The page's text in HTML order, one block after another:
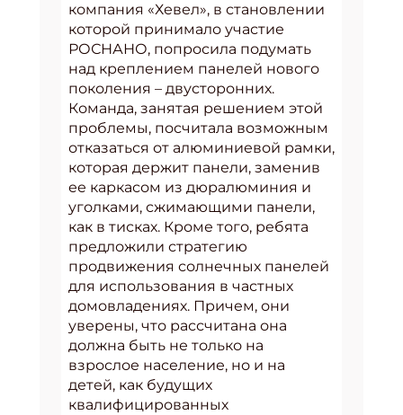
компания «Хевел», в становлении
которой принимало участие
РОСНАНО, попросила подумать
над креплением панелей нового
поколения – двусторонних.
Команда, занятая решением этой
проблемы, посчитала возможным
отказаться от алюминиевой рамки,
которая держит панели, заменив
ее каркасом из дюралюминия и
уголками, сжимающими панели,
как в тисках. Кроме того, ребята
предложили стратегию
продвижения солнечных панелей
для использования в частных
домовладениях. Причем, они
уверены, что рассчитана она
должна быть не только на
взрослое население, но и на
детей, как будущих
квалифицированных